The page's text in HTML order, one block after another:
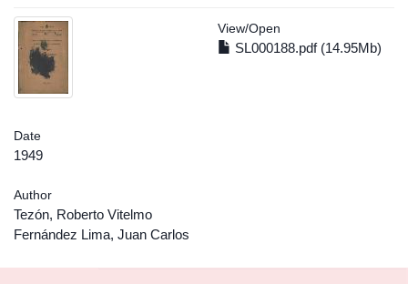
View/Open
SL000188.pdf (14.95Mb)
Date
1949
Author
Tezón, Roberto Vitelmo
Fernández Lima, Juan Carlos